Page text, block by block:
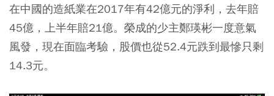
在中國的造紙業在2017年有42億元的淨利，去年賠
45億，上半年賠21億。榮成的少主鄭瑛彬一度意氣
風發，現在面臨考驗，股價也從52.4元跌到最慘只剩
14.3元。